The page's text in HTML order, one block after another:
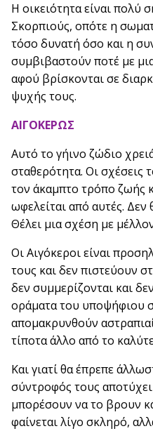
Η οικειότητα είναι πολύ
Σκορπιούς, οπότε η
τόσο δυνατή όσο και η
συμβιβαστούν ποτέ με
αφού βρίσκονται σε
ψυχής τους.
ΑΙΓΟΚΕΡΩΣ
Αυτό το γήινο ζώδιο
σταθερότητα. Οι σχέσεις
τον άκαμπτο τρόπο ζωής
ωφελείται από αυτές. Δεν
Θέλει μια σχέση με
Οι Αιγόκεροι είναι
τους και δεν πιστεύουν
δεν συμμερίζονται και
οράματα του υποψήφιου
απομακρυνθούν
τίποτα άλλο από το
Και γιατί θα έπρεπε
σύντροφός τους
μπορέσουν να το βρουν
φαίνεται λίγο σκληρό,